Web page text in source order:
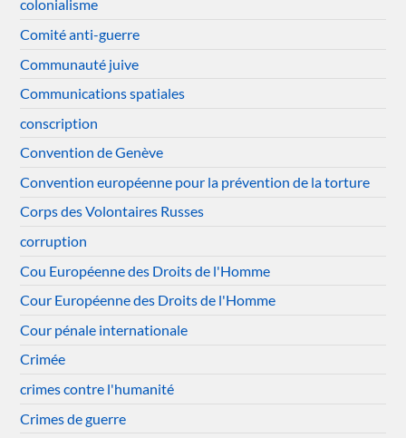
colonialisme
Comité anti-guerre
Communauté juive
Communications spatiales
conscription
Convention de Genève
Convention européenne pour la prévention de la torture
Corps des Volontaires Russes
corruption
Cou Européenne des Droits de l'Homme
Cour Européenne des Droits de l'Homme
Cour pénale internationale
Crimée
crimes contre l'humanité
Crimes de guerre